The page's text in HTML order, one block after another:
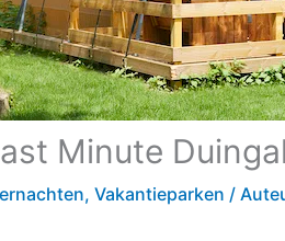
Minute
, Vakantieparken /